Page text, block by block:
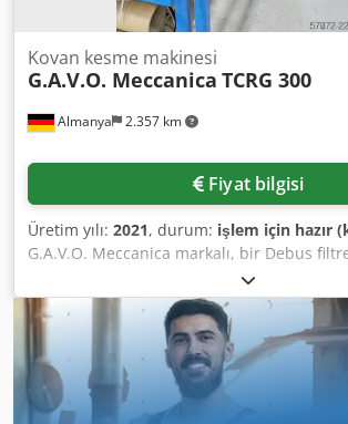
Almanya 2.357 km
Kovan kesme makinesi
G.A.V.O. Meccanica TCRG 300
Fiyat bilgisi
Üretim yılı: 2021, durum: işlem için hazır
G.A.V.O. Meccanica markalı, bir Debus
birlikte sunulan, otomatik kılıf kesme
G.A.V.O. Meccanica kılıf kesme makinesi,
üretim yılı: 2021, çalışma aralığı dış çapı:
maks. dış çapı (isteğe bağlı): 330 mm,
uzunluğu: 3000 mm, maks. kesme
min. kesme uzunluğu: 15 mm, min. karton
kalınlığı: yaklaşık 4-5 mm, min. plastik